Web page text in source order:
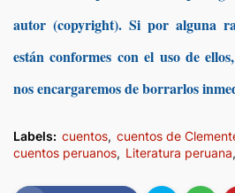
autor (copyright). Si por alguna
están conformes con el uso de
nos encargaremos de borrarlos
Labels: cuentos cuentos de
cuentos peruanos
Literatura peruana